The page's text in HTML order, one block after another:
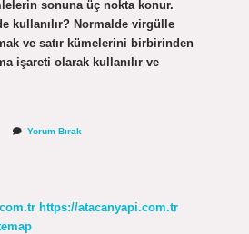
sonuna üç nokta konur.
kullanılır? Normalde virgülle
ve satır kümelerini birbirinden
işareti olarak kullanılır ve
Yorum Bırak
https://atacanyapi.com.tr